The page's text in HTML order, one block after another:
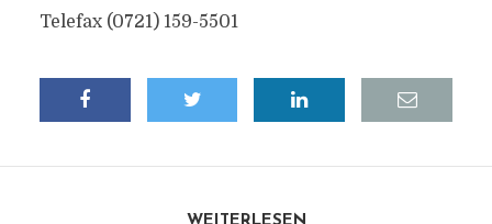
Telefax (0721) 159-5501